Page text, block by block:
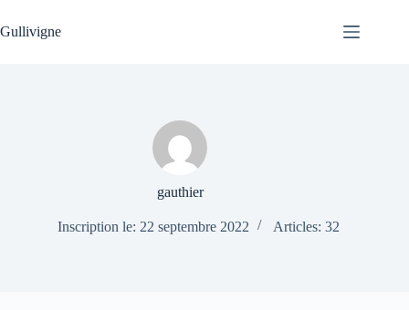
au
contenu
Gullivigne
gauthier
Inscription le: 22 septembre 2022 Articles: 32